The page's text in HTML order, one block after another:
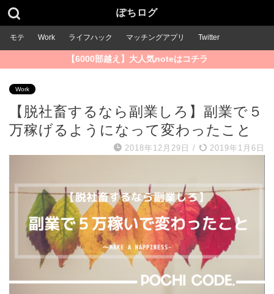
ぽちログ
モテ Work ライフハック マッチングアプリ Twitter
【6000部越え】大人気noteはコチラ
Work
【脱社畜するなら副業しろ】副業で５
万稼げるようになって変わったこと
2018年12月29日 / 2019年1月6日